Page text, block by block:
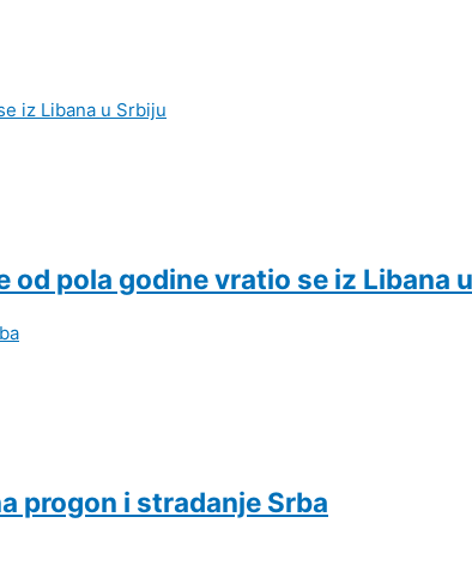
pola godine vratio se iz Libana
progon i stradanje Srba